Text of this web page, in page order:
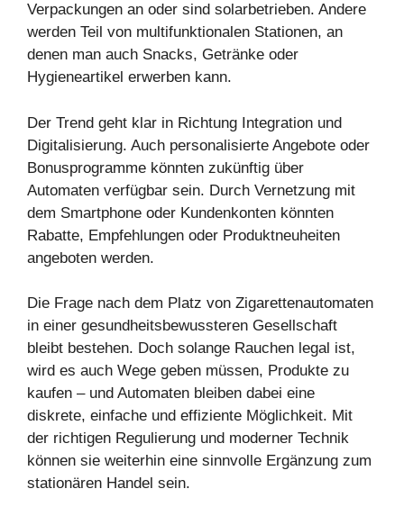
Verpackungen an oder sind solarbetrieben. Andere
werden Teil von multifunktionalen Stationen, an
denen man auch Snacks, Getränke oder
Hygieneartikel erwerben kann.
Der Trend geht klar in Richtung Integration und
Digitalisierung. Auch personalisierte Angebote oder
Bonusprogramme könnten zukünftig über
Automaten verfügbar sein. Durch Vernetzung mit
dem Smartphone oder Kundenkonten könnten
Rabatte, Empfehlungen oder Produktneuheiten
angeboten werden.
Die Frage nach dem Platz von Zigarettenautomaten
in einer gesundheitsbewussteren Gesellschaft
bleibt bestehen. Doch solange Rauchen legal ist,
wird es auch Wege geben müssen, Produkte zu
kaufen – und Automaten bleiben dabei eine
diskrete, einfache und effiziente Möglichkeit. Mit
der richtigen Regulierung und moderner Technik
können sie weiterhin eine sinnvolle Ergänzung zum
stationären Handel sein.